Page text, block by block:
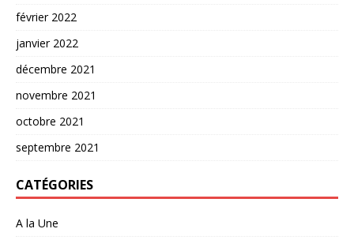
février 2022
janvier 2022
décembre 2021
novembre 2021
octobre 2021
septembre 2021
CATÉGORIES
A la Une